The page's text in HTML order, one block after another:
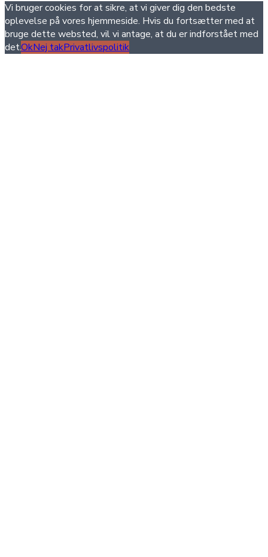
Vi bruger cookies for at sikre, at vi giver dig den bedste
oplevelse på vores hjemmeside. Hvis du fortsætter med at
bruge dette websted, vil vi antage, at du er indforstået med
det.OkNej takPrivatlivspolitik